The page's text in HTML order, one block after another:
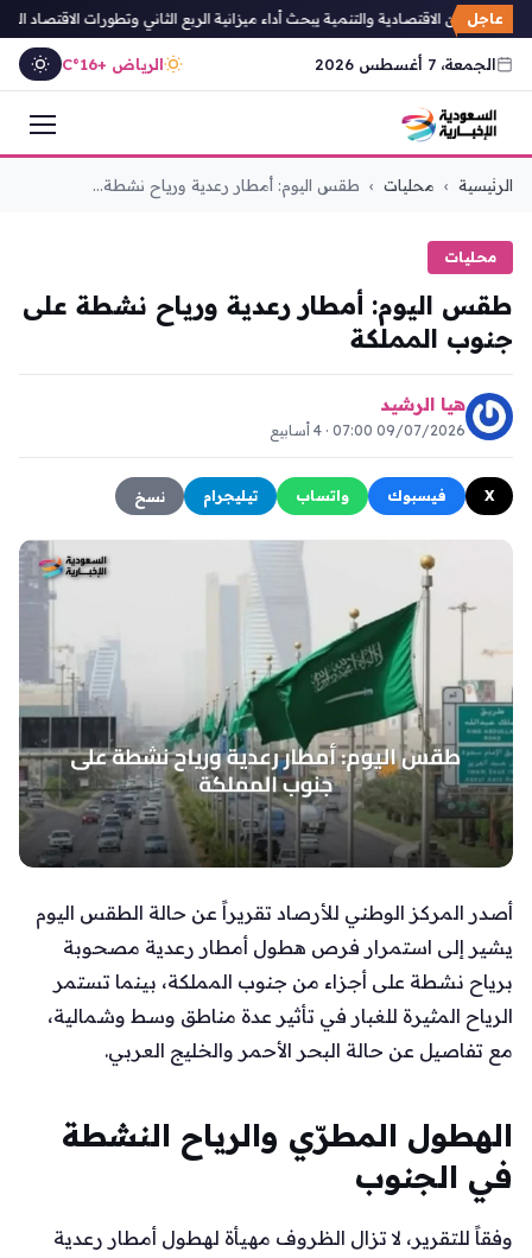
عاجل
الشؤون الاقتصادية والتنمية يبحث أداء ميزانية الربع الثاني وتطورات الاقتصاد
الجمعة، 7 أغسطس 2026 الرياض +16°C
التجاوز
الرئيسية › محليات › طقس اليوم: أمطار رعدية ورياح نشطة...
محليات
طقس اليوم: أمطار رعدية ورياح نشطة على
جنوب المملكة
هيا الرشيد
09/07/2026 07:00 · 4 أسابيع
X فيسبوك واتساب تيليجرام نسخ
أصدر المركز الوطني للأرصاد تقريراً عن حالة الطقس اليوم
يشير إلى استمرار فرص هطول أمطار رعدية مصحوبة
برياح نشطة على أجزاء من جنوب المملكة، بينما تستمر
الرياح المثيرة للغبار في تأثير عدة مناطق وسط وشمالية،
مع تفاصيل عن حالة البحر الأحمر والخليج العربي.
الهطول المطرّي والرياح النشطة
في الجنوب
وفقاً للتقرير، لا تزال الظروف مهيأة لهطول أمطار رعدية